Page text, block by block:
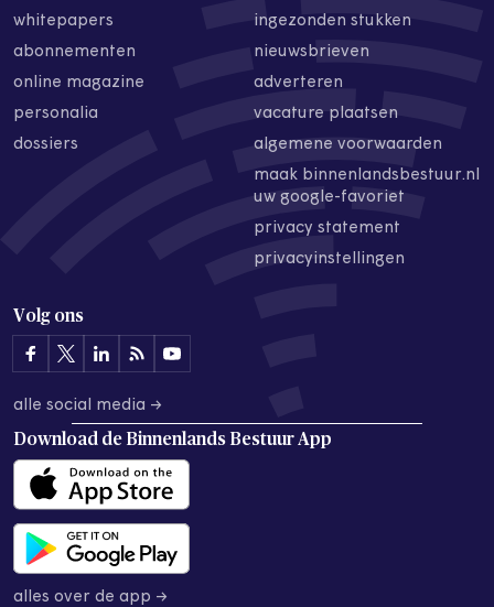
whitepapers
abonnementen
online magazine
personalia
dossiers
ingezonden stukken
nieuwsbrieven
adverteren
vacature plaatsen
algemene voorwaarden
maak binnenlandsbestuur.nl
uw google-favoriet
privacy statement
privacyinstellingen
Volg ons
alle social media →
Download de Binnenlands Bestuur App
alles over de app →